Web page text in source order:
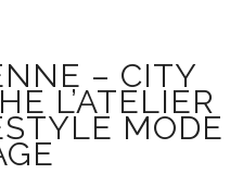
– CITY
L’ATELIER
MODE